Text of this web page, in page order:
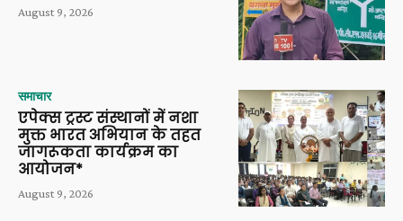
August 9, 2026
समाचार
एपेक्स ट्रस्ट संस्थानों में नशा
मुक्त भारत अभियान के तहत
जागरूकता कार्यक्रम का
आयोजन*
August 9, 2026